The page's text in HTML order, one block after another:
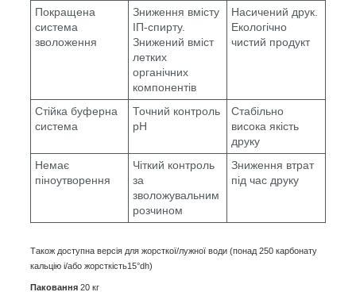
Покращена
система
зволоження
Зниження вмісту
ІП-спирту.
Знижений вміст
летких
органічних
компонентів
Насичений друк.
Екологічно
чистий продукт
Стійка буферна
система
Точний контроль
рH
Стабільно
висока якість
друку
Немає
піноутворення
Чіткий контроль
за
зволожувальним
розчином
Зниження втрат
під час друку
Також доступна версія для жорсткої/лужної води (понад 250 карбонату
кальцію і/або жорсткість15°dh)
Паковання 20 кг